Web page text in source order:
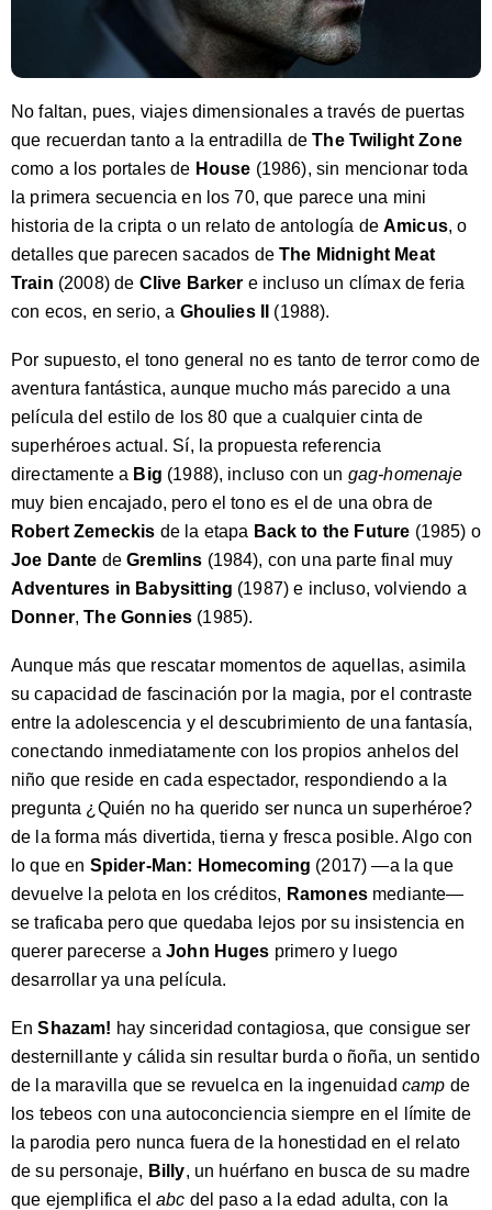
No faltan, pues, viajes dimensionales a través de puertas
que recuerdan tanto a la entradilla deThe Twilight Zone
como a los portales de House (1986), sin mencionar toda
la primera secuencia en los 70, que parece una mini
historia de la cripta o un relato de antología deAmicus, o
detalles que parecen sacados deThe Midnight Meat
Train (2008) de Clive Barker e incluso un clímax de feria
con ecos, en serio, a Ghoulies II (1988).
Por supuesto, el tono general no es tanto de terror como de
aventura fantástica, aunque mucho más parecido a una
película del estilo de los 80 que a cualquier cinta de
superhéroes actual. Sí, la propuesta referencia
directamente a Big (1988), incluso con un gag-homenaje
muy bien encajado, pero el tono es el de una obra de
Robert Zemeckis de la etapa Back to the Future (1985) o
Joe Dante deGremlins (1984), con una parte final muy
Adventures in Babysitting (1987) e incluso, volviendo a
Donner,The Gonnies (1985).
Aunque más que rescatar momentos de aquellas, asimila
su capacidad de fascinación por la magia, por el contraste
entre la adolescencia y el descubrimiento de una fantasía,
conectando inmediatamente con los propios anhelos del
niño que reside en cada espectador, respondiendo a la
pregunta ¿Quién no ha querido ser nunca un superhéroe?
de la forma más divertida, tierna y fresca posible. Algo con
lo que en Spider-Man: Homecoming (2017) —a la que
devuelve la pelota en los créditos, Ramonesmediante—
se traficaba pero que quedaba lejos por su insistencia en
querer parecerse aJohn Huges primero y luego
desarrollar ya una película.
EnShazam! hay sinceridad contagiosa, que consigue ser
desternillante y cálida sin resultar burda o ñoña, un sentido
de la maravilla que se revuelca en la ingenuidad camp de
los tebeos con una autoconciencia siempre en el límite de
la parodia pero nunca fuera de la honestidad en el relato
de su personaje, Billy, un huérfano en busca de su madre
que ejemplifica elabc del paso a la edad adulta, con la